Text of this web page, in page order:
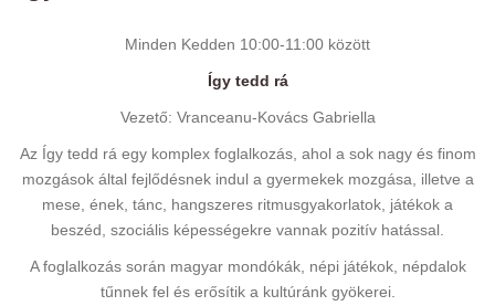
Minden Kedden 10:00-11:00 között
Így tedd rá
Vezető: Vranceanu-Kovács Gabriella
Az Így tedd rá egy komplex foglalkozás, ahol a sok nagy és finom
mozgások által fejlődésnek indul a gyermekek mozgása, illetve a
mese, ének, tánc, hangszeres ritmusgyakorlatok, játékok a
beszéd, szociális képességekre vannak pozitív hatással.
A foglalkozás során magyar mondókák, népi játékok, népdalok
tűnnek fel és erősítik a kultúránk gyökerei.